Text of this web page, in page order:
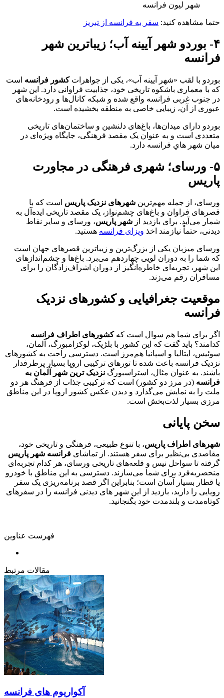
شهر لیون فرانسه
حتما مشاهده کنید: سفر به فرانسه از تبریز
۴- بوردو شهر آیینه آب؛ زیباترین شهر
فرانسه
بوردو با لقب «شهر آیینه آب»، یکی از جواهراتکشور فرانسه است
که با معماری باشکوه تاریخی خود، جذابیت فراوانی دارد. این شهر
در جنوب غربی فرانسه واقع شده و شبکه کانال‌ها و رودخانه‌های
عبوری از آن، زیبایی خاصی به منطقه بخشیده است.
بوردو دارای میدان‌ها، باغ‌های دلنشین و ساختمان‌های تاریخی
متعددی است و به عنوان یک مقصد فرهنگی، جایگاه ویژه‌ای در
میان شهر هاي فرانسه دارد.
۵- ورسای؛ شهری فرهنگی در مجاورت
پاریس
ورسای، از جمله مهم‌ترین شهرهای نزدیک پاریس است که با
قصرهای فراوان و باغ‌های چشم‌نواز، یک مقصد تاریخی ایده‌آل به
شمار می‌آید. برای بازدید از شهر پاریس، ورسای و سایر نقاط
دیدنی، حتماً نیازمند اخذ ویزای فرانسه هستید.
ورسای میزبان یکی از بزرگ‌ترین و زیباترین قصرهای جهان است
که شما را به دوران لویی چهاردهم می‌برد. باغ‌ها و چشم‌اندازهای
این شهر، تجربه‌ای خاطره‌انگیز از دوران اشراف‌زادگان را برای
مسافران رقم می‌زند.
موقعیت جغرافیایی و کشورهای نزدیک
فرانسه
اگر برای شما هم سوال است کهکشورهای اطراف فرانسه
کدامند؟ باید گفت که این کشور با بلژیک، لوکزامبورگ، آلمان،
سوئیس، ایتالیا و اسپانیا هم‌مرز است. دسترسی راحت به کشورهای
نزدیک فرانسه باعث شده تا تورهای ترکیبی اروپا بسیار پرطرفدار
باشند. به عنوان مثال، استراسبورگ نزدیک ترین شهر آلمان به
فرانسه (در مرز دو کشور) است که ترکیبی جذاب از فرهنگ هر دو
ملت را به نمایش می‌گذارد و دیدن عکس کشور اروپا در این مناطق
مرزی بسیار لذت‌بخش است.
سخن پایانی
شهرهای اطراف پاریس، با تنوع طبیعی، فرهنگی و تاریخی خود،
مقاصدی بی‌نظیر برای سفر هستند. از تماشای فرانسه شهر پاریس
گرفته تا سواحل نیس و قلعه‌های تاریخی ورسای، هر کدام تجربه‌ای
منحصربه‌فرد برای شما می‌سازند. دسترسی به این مناطق با خودرو
یا قطار بسیار آسان است؛ بنابراین اگر قصد برنامه‌ریزی یک سفر
رویایی را دارید، بازدید از این شهر های دیدنی فرانسه را در سفرهای
کوتاه‌مدت و بلندمدت خود بگنجانید.
فهرست عناوین
مقالات مرتبط
آکواریوم های فرانسه